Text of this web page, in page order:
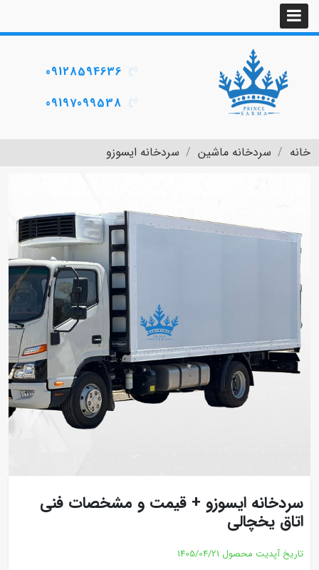
09128594636
09197099538
خانه سردخانه ماشین سردخانه ایسوزو
سردخانه ایسوزو + قیمت و مشخصات فنی
اتاق یخچالی
تاریخ آپدیت محصول 1405/04/21